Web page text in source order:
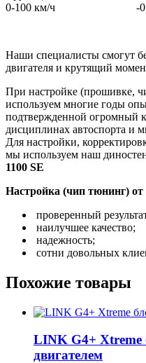
0-100 км/ч -0.6
Наши специалисты смогут
двигателя и крутящий
При настройке (прошивке,
используем многие годы
подтвержденной огромный
дисциплинах автоспорта и
Для настройки,
мы используем наш
1100 SE
Настройка (чип тюнинг)
проверенный
наилучшее качество;
надежность;
сотни довольных
Похожие товары
LINK G4+ Xtreme
двигателем